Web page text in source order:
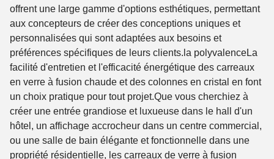
offrent une large gamme d'options esthétiques, permettant
aux concepteurs de créer des conceptions uniques et
personnalisées qui sont adaptées aux besoins et
préférences spécifiques de leurs clients.la polyvalenceLa
facilité d'entretien et l'efficacité énergétique des carreaux
en verre à fusion chaude et des colonnes en cristal en font
un choix pratique pour tout projet.Que vous cherchiez à
créer une entrée grandiose et luxueuse dans le hall d'un
hôtel, un affichage accrocheur dans un centre commercial,
ou une salle de bain élégante et fonctionnelle dans une
propriété résidentielle, les carreaux de verre à fusion